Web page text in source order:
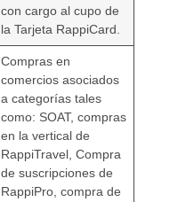
con cargo al cupo de
la Tarjeta RappiCard.
Compras en
comercios asociados
a categorías tales
como: SOAT, compras
en la vertical de
RappiTravel, Compra
de suscripciones de
RappiPro, compra de